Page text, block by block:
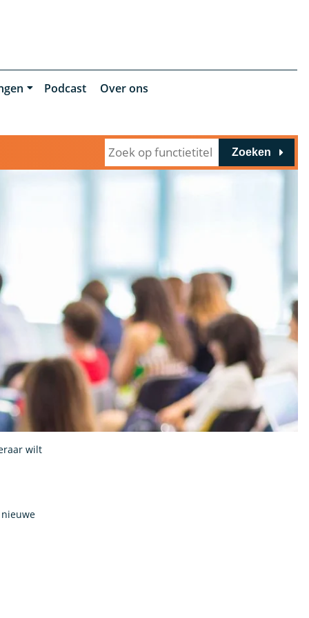
Podcast Over ons
Zoeken
wilt